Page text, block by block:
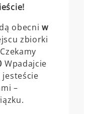
obecniw
zbiorki
Wpadajcie
–